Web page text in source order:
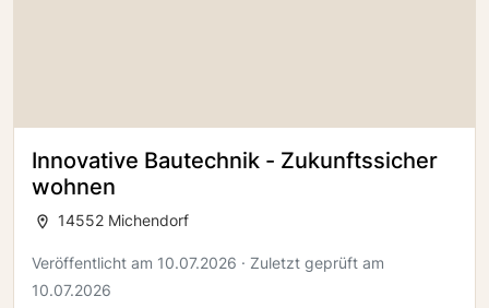
Innovative Bautechnik - Zukunftssicher
wohnen
14552 Michendorf
Veröffentlicht am 10.07.2026 · Zuletzt geprüft am
10.07.2026